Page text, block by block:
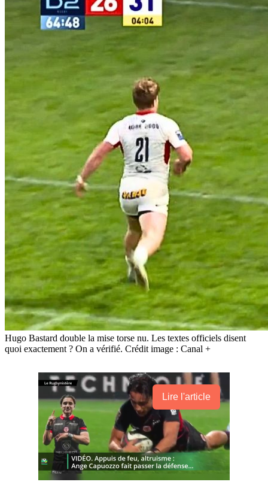
Hugo Bastard double la mise torse nu. Les textes officiels disent
quoi exactement ? On a vérifié. Crédit image : Canal +
Lire l'article